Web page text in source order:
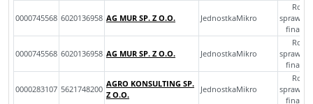
0000745568 6020136958 AG MUR SP. Z O.O. JednostkaMikro
0000745568 6020136958 AG MUR SP. Z O.O. JednostkaMikro
0000283107 5621748200
AGRO KONSULTING SP.
Z O.O.
JednostkaMikro